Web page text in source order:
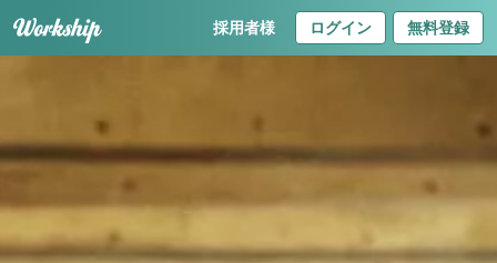
採用者様 ログイン 無料登録